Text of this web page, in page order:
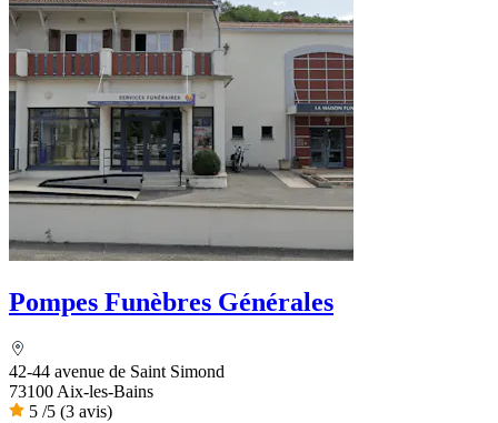
Pompes Funèbres Générales
42-44 avenue de Saint Simond
73100 Aix-les-Bains
5 /5 (3 avis)